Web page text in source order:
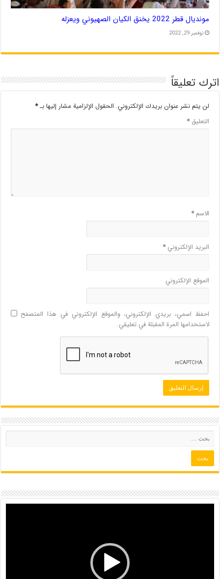
مونديال قطر 2022 يخنق الكيان الصهيوني ويعزله
نوفمبر 29, 2022
اترك تعليقاً
لن يتم نشر عنوان بريدك الإلكتروني. الحقول الإلزامية مشار إليها بـ*
التعليق*
الاسم*
البريد الإلكتروني*
الموقع الإلكتروني
احفظ اسمي، بريدي الإلكتروني، والموقع الإلكتروني في هذا المتصفح
لاستخدامها المرة المقبلة في تعليقي.